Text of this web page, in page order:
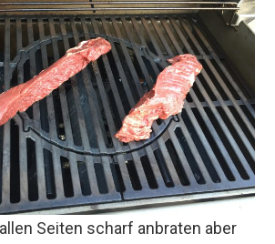
Seiten scharf anbraten aber